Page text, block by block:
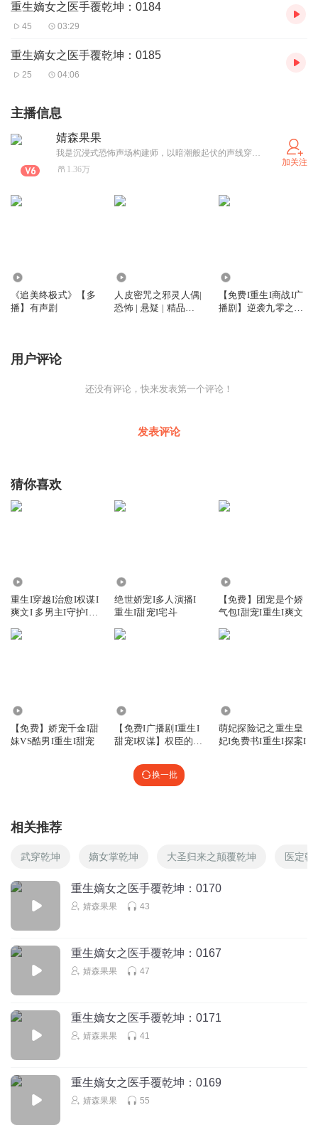
重生嫡女之医手覆乾坤：0184
45 03:29
重生嫡女之医手覆乾坤：0185
25 04:06
主播信息
婧森果果
我是沉浸式恐怖声场构建师，以暗潮般起伏的声线穿梭于现实与虚幻的裂缝。擅长用颗粒感的喉音震颤、游丝般的呼吸停顿，在午夜时分编织血色迷雾。曾为《人皮冢之邪灵偶录》《我有一个落气屋》《黄泉笔记》等注入灵魂颤栗感，独创"心跳同步"播讲技法——当您耳畔传来第三声敲击音时，请确认门窗是否真的锁死。每个故事都是通往异界的单程票，我在这里等你共同揭开人性暗面的血色谜题。
1.36万
加关注
《追美终极式》【多
播】有声剧
人皮密咒之邪灵人偶|
恐怖 | 悬疑 | 精品多
【免费I重生I商战I广
播剧】逆袭九零之制
用户评论
还没有评论，快来发表第一个评论！
发表评论
猜你喜欢
重生I穿越I治愈I权谋I
爽文I 多男主I守护I甜
绝世娇宠I多人演播I
重生I甜宠I宅斗
【免费】团宠是个娇
气包I甜宠I重生I爽文
【免费】娇宠千金I甜
妹VS酷男I重生I甜宠
【免费I广播剧I重生I
甜宠I权谋】权臣的心
萌妃探险记之重生皇
妃I免费书I重生I探案I
换一批
相关推荐
武穿乾坤 嫡女掌乾坤 大圣归来之颠覆乾坤 医定乾
重生嫡女之医手覆乾坤：0170
婧森果果 43
重生嫡女之医手覆乾坤：0167
婧森果果 47
重生嫡女之医手覆乾坤：0171
婧森果果 41
重生嫡女之医手覆乾坤：0169
婧森果果 55